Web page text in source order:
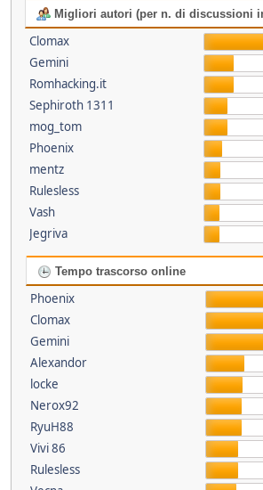
Migliori autori (per n. di discussioni
Clomax
Gemini
Romhacking.it
Sephiroth 1311
mog_tom
Phoenix
mentz
Rulesless
Vash
Jegriva
Tempo trascorso online
Phoenix
Clomax
Gemini
Alexandor
locke
Nerox92
RyuH88
Vivi 86
Rulesless